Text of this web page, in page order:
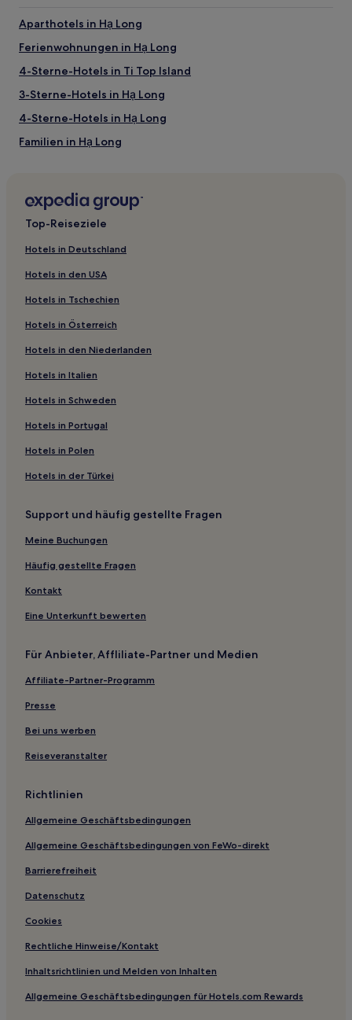
Aparthotels in Hạ Long
Ferienwohnungen in Hạ Long
4-Sterne-Hotels in Ti Top Island
3-Sterne-Hotels in Hạ Long
4-Sterne-Hotels in Hạ Long
Familien in Hạ Long
Hotels mit inbegriffenem Frühstück in Hạ Long
Hotels mit Wellnessbereich in Hạ Long
Hotels mit Parkplatz in Hạ Long
Luxus in Hạ Long
Hotels mit Thermalbad in Hạ Long
Hotels mit inbegriffenem Frühstück nahe Halong-Bucht
Günstige nahe Halong-Bucht
Familien nahe Halong-Bucht
Strand nahe Halong-Bucht
Hotels mit Wellnessbereich nahe Halong-Bucht
Hotels mit Parkplatz nahe Halong-Bucht
Business nahe Halong-Bucht
Hotels mit WLAN nahe Halong-Bucht
Günstige nahe Minh Châu Beach
Hotels mit Parkplatz nahe Minh Châu Beach
Hotels mit Wellnessbereich nahe Minh Châu Beach
Strand nahe Ti Top Island
Luxus nahe Ti Top Island
Hotels mit inbegriffenem Frühstück nahe Son Hau Beach
Hotels mit Wellnessbereich nahe Son Hau Beach
Hạ Long Hotels
Hotels nahe Quảng-Ninh-Museum
Hotels nahe Ti Top Island
Hotels nahe Halong-Bucht
Hotels nahe Hòn Soi Sim
Hotels nahe Nachtmarkt von Hạlong
Bai Chay: Hotels
Hotels nahe Strand von Tuan Chau
Cai Sen Hotels
Top-Reiseziele
Hotels in Deutschland
Hotels in den USA
Hotels in Tschechien
Hotels in Österreich
Hotels in den Niederlanden
Hotels in Italien
Hotels in Schweden
Hotels in Portugal
Hotels in Polen
Hotels in der Türkei
Support und häufig gestellte Fragen
Meine Buchungen
Häufig gestellte Fragen
Kontakt
Eine Unterkunft bewerten
Für Anbieter, Affliliate-Partner und Medien
Affiliate-Partner-Programm
Presse
Bei uns werben
Reiseveranstalter
Richtlinien
Allgemeine Geschäftsbedingungen
Allgemeine Geschäftsbedingungen von FeWo-direkt
Barrierefreiheit
Datenschutz
Cookies
Rechtliche Hinweise/Kontakt
Inhaltsrichtlinien und Melden von Inhalten
Allgemeine Geschäftsbedingungen für Hotels.com Rewards